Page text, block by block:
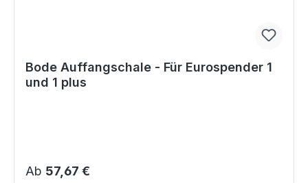
Bode Auffangschale - Für Eurospender 1
und 1 plus
Regulärer Preis:
Ab 57,67 €